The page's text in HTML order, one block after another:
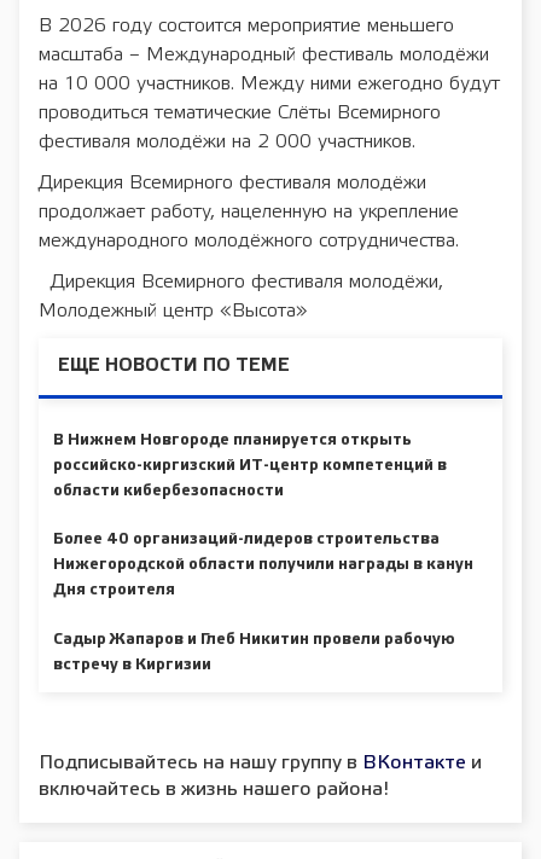
В 2026 году состоится мероприятие меньшего
масштаба – Международный фестиваль молодёжи
на 10 000 участников. Между ними ежегодно будут
проводиться тематические Слёты Всемирного
фестиваля молодёжи на 2 000 участников.
Дирекция Всемирного фестиваля молодёжи
продолжает работу, нацеленную на укрепление
международного молодёжного сотрудничества.
Дирекция Всемирного фестиваля молодёжи,
Молодежный центр «Высота»
ЕЩЕ НОВОСТИ ПО ТЕМЕ
В Нижнем Новгороде планируется открыть
российско-киргизский ИТ-центр компетенций в
области кибербезопасности
Более 40 организаций-лидеров строительства
Нижегородской области получили награды в канун
Дня строителя
Садыр Жапаров и Глеб Никитин провели рабочую
встречу в Киргизии
Подписывайтесь на нашу группу в ВКонтакте и
включайтесь в жизнь нашего района!